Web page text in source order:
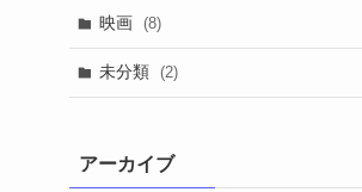
映画 (8)
未分類 (2)
アーカイブ